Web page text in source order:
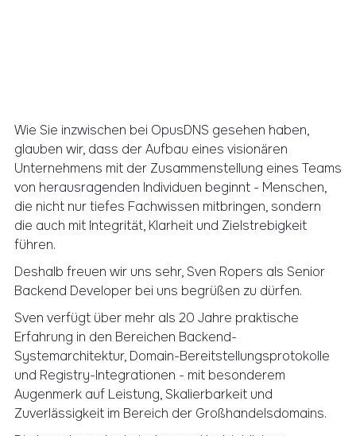
Wie Sie inzwischen bei OpusDNS gesehen haben,
glauben wir, dass der Aufbau eines visionären
Unternehmens mit der Zusammenstellung eines Teams
von herausragenden Individuen beginnt - Menschen,
die nicht nur tiefes Fachwissen mitbringen, sondern
die auch mit Integrität, Klarheit und Zielstrebigkeit
führen.
Deshalb freuen wir uns sehr, Sven Ropers als Senior
Backend Developer bei uns begrüßen zu dürfen.
Sven verfügt über mehr als 20 Jahre praktische
Erfahrung in den Bereichen Backend-
Systemarchitektur, Domain-Bereitstellungsprotokolle
und Registry-Integrationen - mit besonderem
Augenmerk auf Leistung, Skalierbarkeit und
Zuverlässigkeit im Bereich der Großhandelsdomains.